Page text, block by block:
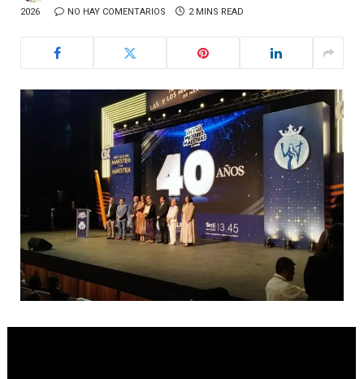
2026 NO HAY COMENTARIOS 2 MINS READ